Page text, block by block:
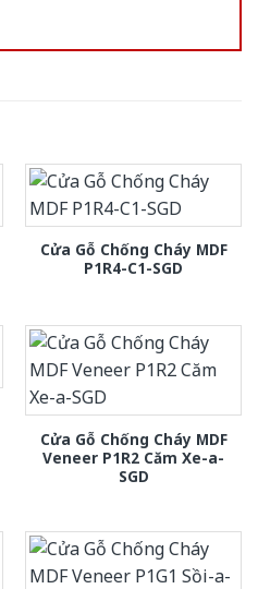
Cửa Gỗ Chống Cháy MDF
P1R4-C1-SGD
Cửa Gỗ Chống Cháy MDF
Veneer P1R2 Căm Xe-a-
SGD